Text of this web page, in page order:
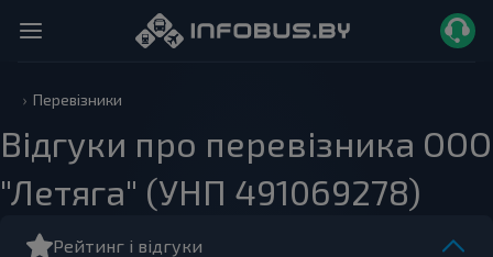
Перевізники
Відгуки про перевізника ООО
"Летяга" (УНП 491069278)
Рейтинг і відгуки